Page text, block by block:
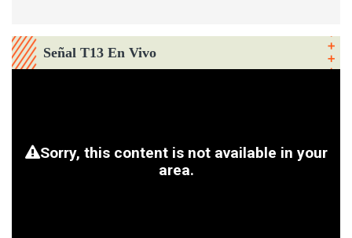
Señal T13 En Vivo